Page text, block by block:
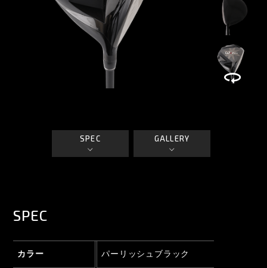
SPEC GALLERY
SPEC
カラー パーリッシュブラック